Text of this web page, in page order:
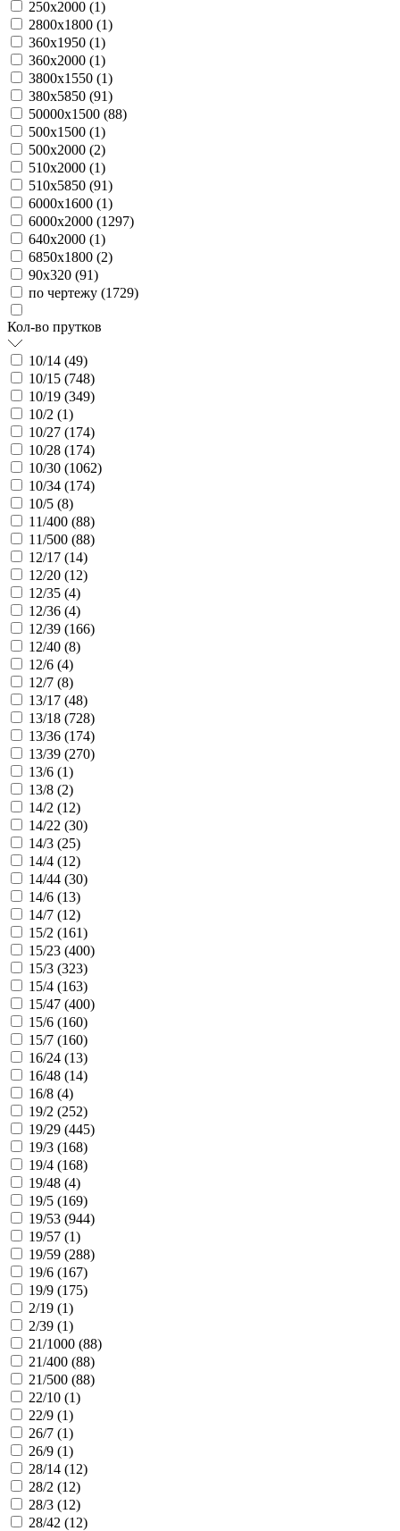
250х2000 (1)
2800х1800 (1)
360х1950 (1)
360х2000 (1)
3800х1550 (1)
380х5850 (91)
50000х1500 (88)
500х1500 (1)
500х2000 (2)
510х2000 (1)
510х5850 (91)
6000х1600 (1)
6000х2000 (1297)
640х2000 (1)
6850х1800 (2)
90х320 (91)
по чертежу (1729)
Кол-во прутков
10/14 (49)
10/15 (748)
10/19 (349)
10/2 (1)
10/27 (174)
10/28 (174)
10/30 (1062)
10/34 (174)
10/5 (8)
11/400 (88)
11/500 (88)
12/17 (14)
12/20 (12)
12/35 (4)
12/36 (4)
12/39 (166)
12/40 (8)
12/6 (4)
12/7 (8)
13/17 (48)
13/18 (728)
13/36 (174)
13/39 (270)
13/6 (1)
13/8 (2)
14/2 (12)
14/22 (30)
14/3 (25)
14/4 (12)
14/44 (30)
14/6 (13)
14/7 (12)
15/2 (161)
15/23 (400)
15/3 (323)
15/4 (163)
15/47 (400)
15/6 (160)
15/7 (160)
16/24 (13)
16/48 (14)
16/8 (4)
19/2 (252)
19/29 (445)
19/3 (168)
19/4 (168)
19/48 (4)
19/5 (169)
19/53 (944)
19/57 (1)
19/59 (288)
19/6 (167)
19/9 (175)
2/19 (1)
2/39 (1)
21/1000 (88)
21/400 (88)
21/500 (88)
22/10 (1)
22/9 (1)
26/7 (1)
26/9 (1)
28/14 (12)
28/2 (12)
28/3 (12)
28/42 (12)